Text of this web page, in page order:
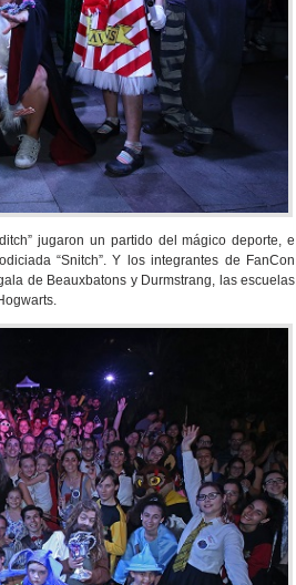
jugaron un partido del mágico deporte, e
“Snitch”. Y los integrantes de FanCon
de Beauxbatons y Durmstrang, las escuelas